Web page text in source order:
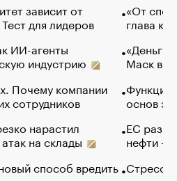
зависит от
для лидеров
ИИ-агенты
индустрию
Почему компании
сотрудников
нарастил
на склады
способ вредить
«От
глава
«Деньги
Маск в
Функции
основ
ЕС
нефти —
Стресс